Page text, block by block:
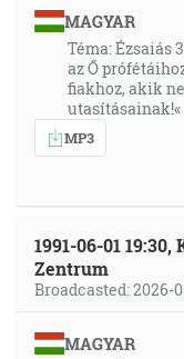
MAGYAR
Téma: Ézsaiás
az Ő
fiakhoz, akik
utasításainak!«
MP3
1991-06-01
Zentrum
Broadcasted: 2026-
MAGYAR